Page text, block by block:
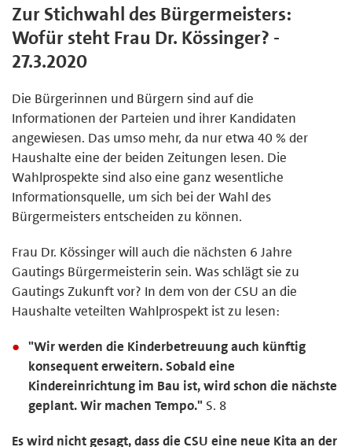
Zur Stichwahl des Bürgermeisters:
Wofür steht Frau Dr. Kössinger? -
27.3.2020
Die Bürgerinnen und Bürgern sind auf die
Informationen der Parteien und ihrer Kandidaten
angewiesen. Das umso mehr, da nur etwa 40 % der
Haushalte eine der beiden Zeitungen lesen. Die
Wahlprospekte sind also eine ganz wesentliche
Informationsquelle, um sich bei der Wahl des
Bürgermeisters entscheiden zu können.
Frau Dr. Kössinger will auch die nächsten 6 Jahre
Gautings Bürgermeisterin sein. Was schlägt sie zu
Gautings Zukunft vor? In dem von der CSU an die
Haushalte veteilten Wahlprospekt ist zu lesen:
"Wir werden die Kinderbetreuung auch künftig
konsequent erweitern. Sobald eine
Kindereinrichtung im Bau ist, wird schon die nächste
geplant. Wir machen Tempo." S. 8
Es wird nicht gesagt, dass die CSU eine neue Kita an der